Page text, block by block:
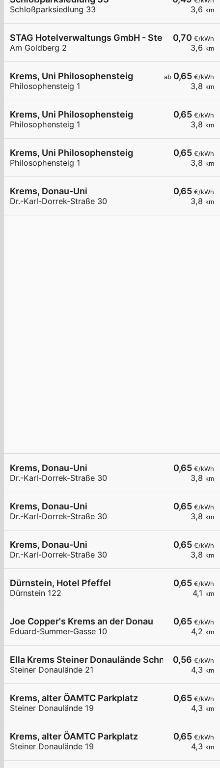
3,6 km
Schloßparksiedlung 33
0,70 €/kWh
3,6 km
STAG Hotelverwaltungs GmbH - Steinberger
Am Goldberg 2
ab 0,65 €/kWh
3,8 km
Krems, Uni Philosophensteig
Philosophensteig 1
0,65 €/kWh
3,8 km
Krems, Uni Philosophensteig
Philosophensteig 1
0,65 €/kWh
3,8 km
Krems, Uni Philosophensteig
Philosophensteig 1
0,65 €/kWh
3,8 km
Krems, Donau-Uni
Dr.-Karl-Dorrek-Straße 30
0,65 €/kWh
3,8 km
Krems, Donau-Uni
Dr.-Karl-Dorrek-Straße 30
0,65 €/kWh
3,8 km
Krems, Donau-Uni
Dr.-Karl-Dorrek-Straße 30
0,65 €/kWh
3,8 km
Krems, Donau-Uni
Dr.-Karl-Dorrek-Straße 30
0,65 €/kWh
4,1 km
Dürnstein, Hotel Pfeffel
Dürnstein 122
0,65 €/kWh
4,2 km
Joe Copper's Krems an der Donau
Eduard-Summer-Gasse 10
0,56 €/kWh
4,3 km
Ella Krems Steiner Donaulände Schnelllader
Steiner Donaulände 21
0,65 €/kWh
4,3 km
Krems, alter ÖAMTC Parkplatz
Steiner Donaulände 19
0,65 €/kWh
4,3 km
Krems, alter ÖAMTC Parkplatz
Steiner Donaulände 19